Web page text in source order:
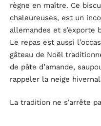
règne en maître. Ce
chaleureuses, est un
allemandes et s’exporte
Le repas est aussi
gâteau de Noël
de pâte d’amande,
rappeler la neige
La tradition ne s’arrête